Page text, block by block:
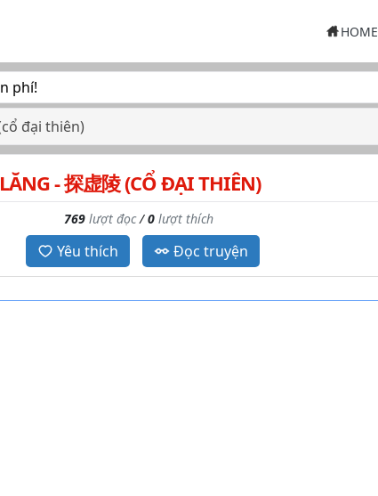
HOME
phí!
đại thiên)
- 探虚陵 (CỔ ĐẠI THIÊN)
769 lượt đọc/0 lượt thích
Yêu thích Đọc truyện